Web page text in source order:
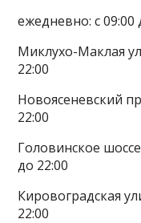
ежедневно: с 09:00
Миклухо-Маклая
22:00
Новоясеневский
22:00
Головинское
до 22:00
Кировоградская
22:00